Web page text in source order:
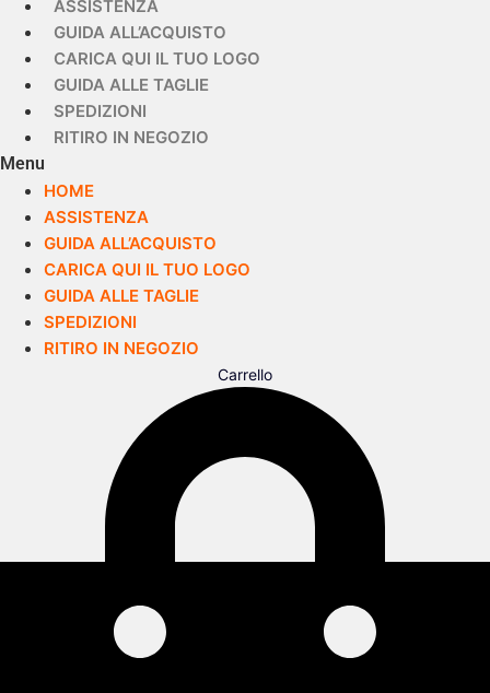
ASSISTENZA
GUIDA ALL’ACQUISTO
CARICA QUI IL TUO LOGO
GUIDA ALLE TAGLIE
SPEDIZIONI
RITIRO IN NEGOZIO
Menu
HOME
ASSISTENZA
GUIDA ALL’ACQUISTO
CARICA QUI IL TUO LOGO
GUIDA ALLE TAGLIE
SPEDIZIONI
RITIRO IN NEGOZIO
Carrello